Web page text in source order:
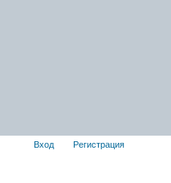
Вход Регистрация